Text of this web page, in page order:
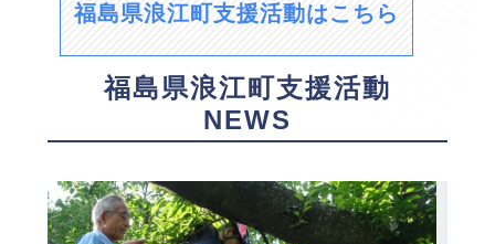
福島県浪江町支援活動はこちら
福島県浪江町支援活動
NEWS